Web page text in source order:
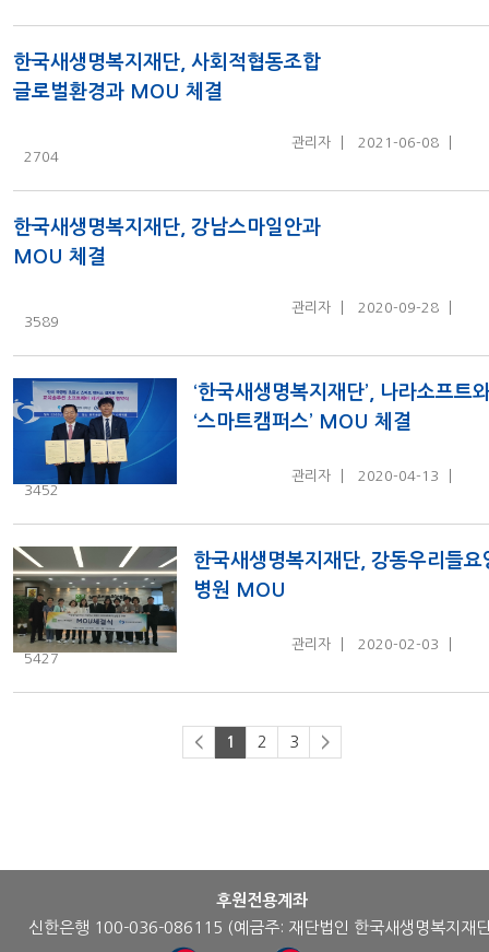
한국새생명복지재단, 사회적협동조합
글로벌환경과 MOU 체결
관리자
2021-06-08
2704
한국새생명복지재단, 강남스마일안과
MOU 체결
관리자
2020-09-28
3589
‘한국새생명복지재단’, 나라소프트
‘스마트캠퍼스’ MOU 체결
관리자
2020-04-13
3452
한국새생명복지재단, 강동우리들요
병원 MOU
관리자
2020-02-03
5427
< 1 2 3 >
후원전용계좌
신한은행 100-036-086115 (예금주: 재단법인 한국새생명복지재